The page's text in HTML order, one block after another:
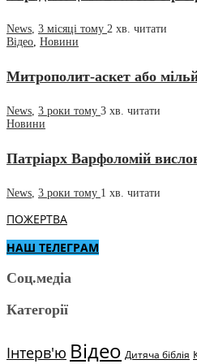
News 3 місяці тому 2 хв. читати
Відео Новини
Митрополит-аскет або
News 3 роки тому 3 хв. читати
Новини
Патріарх Варфоломій
News 3 роки тому 1 хв. читати
ПОЖЕРТВА
НАШ ТЕЛЕГРАМ
Соц.медіа
Категорії
Інтерв'ю Відео Дитяча біблія